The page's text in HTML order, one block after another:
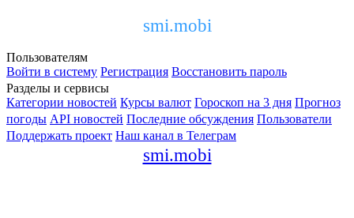
smi.mobi
Пользователям
Войти в систему Регистрация Восстановить пароль
Разделы и сервисы
Категории новостей Курсы валют Гороскоп на 3 дня Прогноз
погоды API новостей Последние обсуждения Пользователи
Поддержать проект Наш канал в Телеграм
smi.mobi